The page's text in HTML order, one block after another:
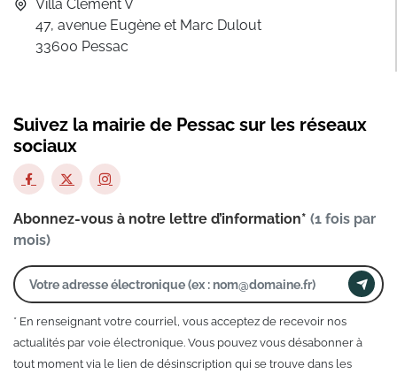
Villa Clément V
47, avenue Eugène et Marc Dulout
33600 Pessac
Suivez la mairie de Pessac sur les réseaux
sociaux
Abonnez-vous à notre lettre d’information* (1 fois par
mois)
* En renseignant votre courriel, vous acceptez de recevoir nos
actualités par voie électronique. Vous pouvez vous désabonner à
tout moment via le lien de désinscription qui se trouve dans les